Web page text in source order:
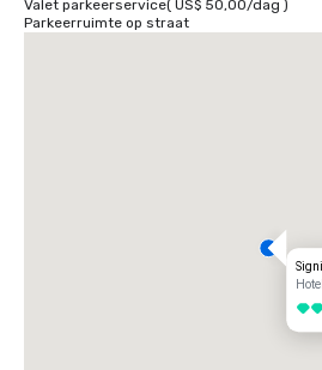
Valet parkeerservice( US$ 50,00/dag )
Parkeerruimte op straat
Hotel
4